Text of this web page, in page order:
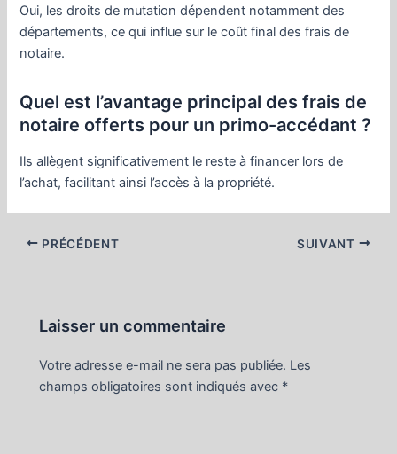
Oui, les droits de mutation dépendent notamment des
départements, ce qui influe sur le coût final des frais de
notaire.
Quel est l’avantage principal des frais de
notaire offerts pour un primo-accédant ?
Ils allègent significativement le reste à financer lors de
l’achat, facilitant ainsi l’accès à la propriété.
NavigationPRÉCÉDENT SUIVANT
Laisser un commentaire
Votre adresse e-mail ne sera pas publiée. Les
champs obligatoires sont indiqués avec *